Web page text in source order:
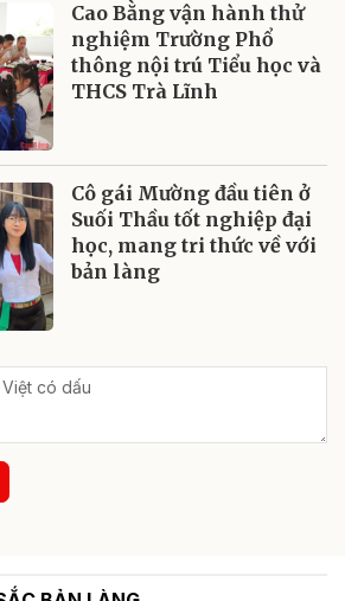
Cao Bằng vận hành thử
nghiệm Trường Phổ
thông nội trú Tiểu học và
THCS Trà Lĩnh
Cô gái Mường đầu tiên ở
Suối Thầu tốt nghiệp đại
học, mang tri thức về với
bản làng